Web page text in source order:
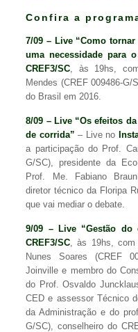
Confira a
7/09 – Live “Como
uma necessidade para
CREF3/SC , às 19hs,
Mendes (CREF 009486-
do Brasil em 2016.
8/09 – Live “Os efeitos
de corrida” – Live no
a participação do Prof.
G/SC), presidente da
Prof. Me. Fabiano
diretor técnico da Floripa
que vai mediar o debate.
9/09 – Live “Gestão do
CREF3/SC , às 19hs,
Nunes Soares (CREF
Joinville e membro do
do Prof. Osvaldo
CED e assessor Técnico
da Administração e do
G/SC), conselheiro do